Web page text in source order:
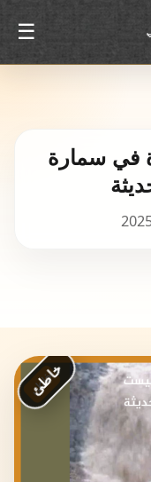
☰
في سمارة
خاطئ